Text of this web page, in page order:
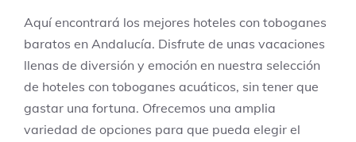
Aquí encontrará los mejores hoteles con toboganes
baratos en Andalucía. Disfrute de unas vacaciones
llenas de diversión y emoción en nuestra selección
de hoteles con toboganes acuáticos, sin tener que
gastar una fortuna. Ofrecemos una amplia
variedad de opciones para que pueda elegir el